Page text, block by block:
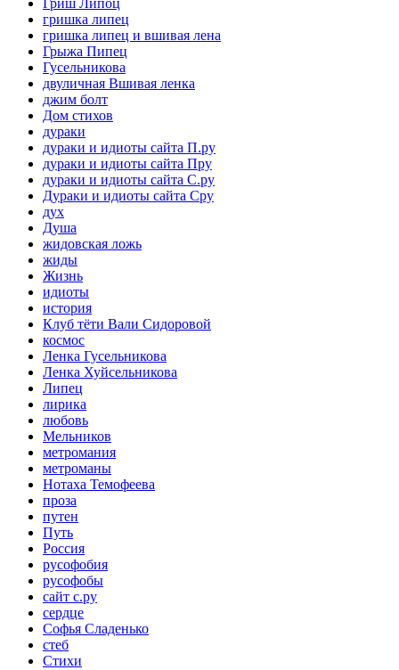
гришка липец
гришка липец и вшивая лена
Грыжа Пипец
Гусельникова
двуличная Вшивая ленка
джим болт
Дом стихов
дураки
дураки и идиоты сайта П.ру
дураки и идиоты сайта Пру
дураки и идиоты сайта С.ру
Дураки и идиоты сайта Сру
дух
Душа
жидовская ложь
жиды
Жизнь
идиоты
история
Клуб тёти Вали Сидоровой
космос
Ленка Гусельникова
Ленка Хуйсельникова
Липец
лирика
любовь
Мельников
метромания
метроманы
Нотаха Темофеева
проза
путен
Путь
Россия
русофобия
русофобы
сайт с.ру
сердце
Софья Сладенько
стеб
Стихи